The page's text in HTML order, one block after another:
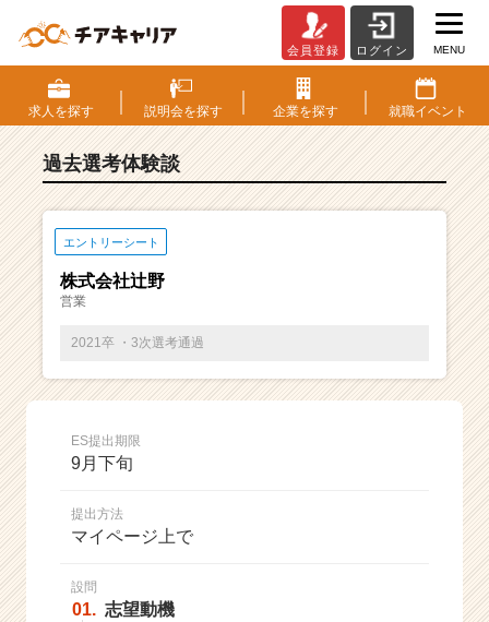
S・
選
考
験
チ
ー・
成
ス
会員登録 ログイン MENU
求人を探す 説明会を探す 企業を探す 就職イベント
過去選考体験談
エントリーシート
株式会社辻野
営業
2021卒 ・3次選考通過
ES提出期限
9月下旬
提出方法
マイページ上で
設問
01. 志望動機